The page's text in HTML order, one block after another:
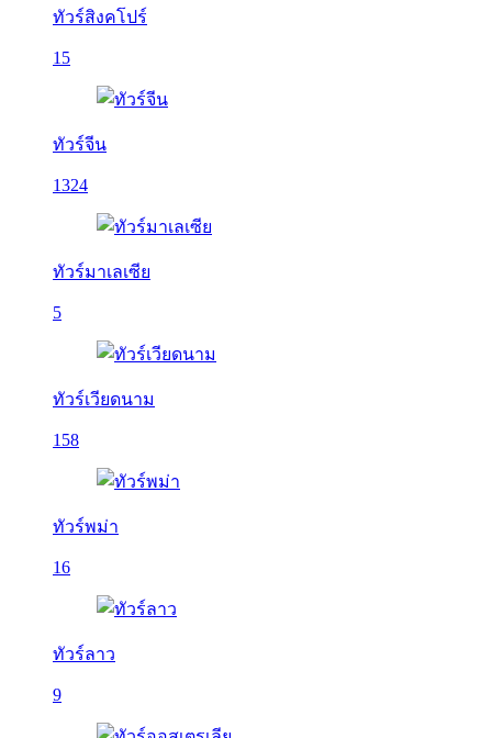
ทัวร์สิงคโปร์
15
ทัวร์จีน
1324
ทัวร์มาเลเซีย
5
ทัวร์เวียดนาม
158
ทัวร์พม่า
16
ทัวร์ลาว
9